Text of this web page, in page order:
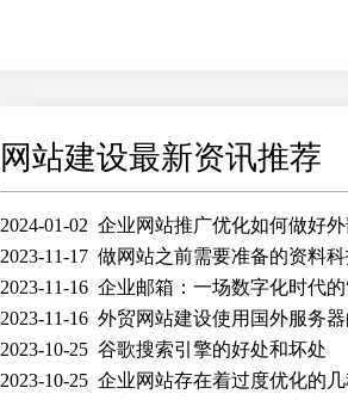
网站建设最新资讯推荐
2024-01-02 企业网站推广优化如何做好
2023-11-17 做网站之前需要准备的资料
2023-11-16 企业邮箱：一场数字化时代的
2023-11-16 外贸网站建设使用国外服务
2023-10-25 谷歌搜索引擎的好处和坏处
2023-10-25 企业网站存在着过度优化的